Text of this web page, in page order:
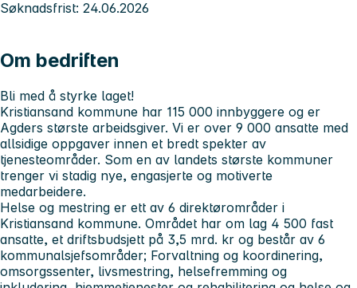
Søknadsfrist: 24.06.2026
Om bedriften
Bli med å styrke laget!
Kristiansand kommune har 115 000 innbyggere og er
Agders største arbeidsgiver. Vi er over 9 000 ansatte med
allsidige oppgaver innen et bredt spekter av
tjenesteområder. Som en av landets største kommuner
trenger vi stadig nye, engasjerte og motiverte
medarbeidere.
Helse og mestring er ett av 6 direktørområder i
Kristiansand kommune. Området har om lag 4 500 fast
ansatte, et driftsbudsjett på 3,5 mrd. kr og består av 6
kommunalsjefsområder; Forvaltning og koordinering,
omsorgssenter, livsmestring, helsefremming og